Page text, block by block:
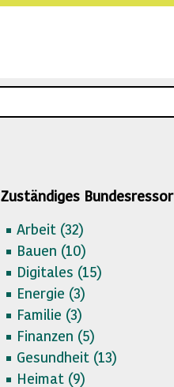
Zuständiges
Arbeit (32)
Bauen (10)
Digitales (15)
Energie (3)
Familie (3)
Finanzen (5)
Gesundheit (13)
Heimat (9)